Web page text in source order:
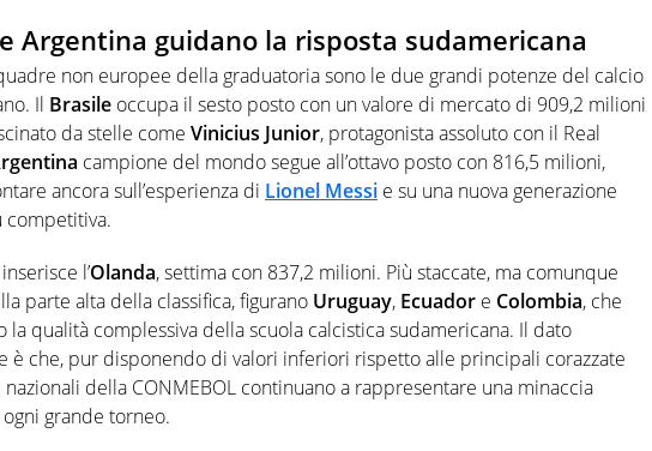
Argentina guidano la risposta sudamericana
non europee della graduatoria sono le due grandi potenze del calcio
Il Brasile occupa il sesto posto con un valore di mercato di 909,2 milioni
da stelle come Vinicius Junior, protagonista assoluto con il Real
campione del mondo segue all’ottavo posto con 816,5 milioni,
ancora sull’esperienza di Lionel Messi e su una nuova generazione
l’Olanda, settima con 837,2 milioni. Più staccate, ma comunque
parte alta della classifica, figurano Uruguay, Ecuador e Colombia, che
la qualità complessiva della scuola calcistica sudamericana. Il dato
è che, pur disponendo di valori inferiori rispetto alle principali corazzate
della CONMEBOL continuano a rappresentare una minaccia
grande torneo.